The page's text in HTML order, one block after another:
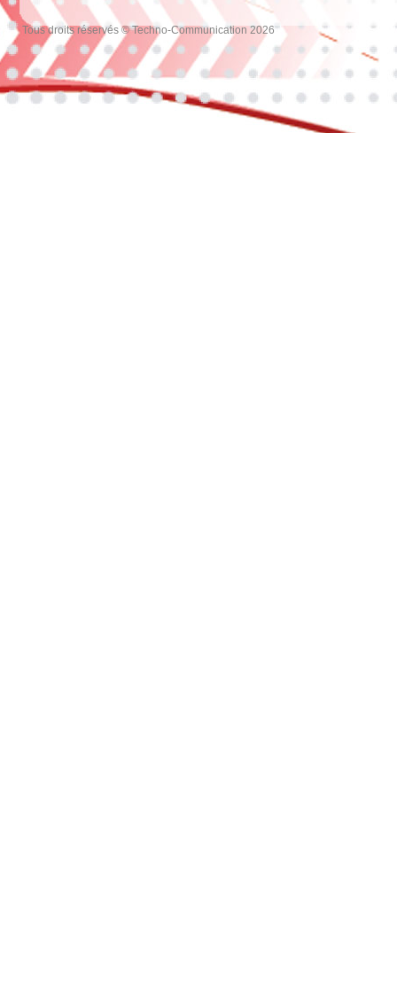
Tous droits réservés © Techno-Communication 2026